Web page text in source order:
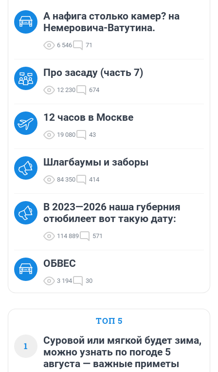
А нафига столько камер? на
Немеровича-Ватутина.
6 546 71
Про засаду (часть 7)
12 230 674
12 часов в Москве
19 080 43
Шлагбаумы и заборы
84 350 414
В 2023—2026 наша губерния
отюбилеет вот такую дату:
114 889 571
ОБВЕС
3 194 30
ТОП 5
1
Суровой или мягкой будет зима,
можно узнать по погоде 5
августа — важные приметы